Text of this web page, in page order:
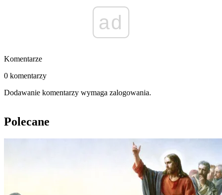
ad
Komentarze
0 komentarzy
Dodawanie komentarzy wymaga zalogowania.
Polecane